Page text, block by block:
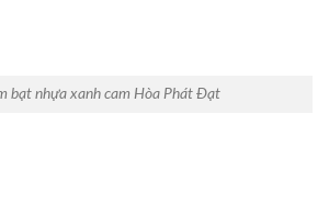
bạt nhựa xanh cam Hòa Phát Đạt